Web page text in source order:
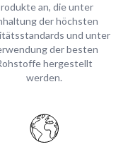
an, die unter
der höchsten
und unter
der besten
hergestellt
werden.